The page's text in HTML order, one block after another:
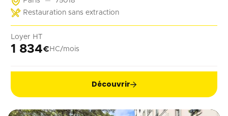
coffee shop, barber, alimentation ...
Restauration sans extraction
Loyer HT
1 834€ HC/mois
Découvrir